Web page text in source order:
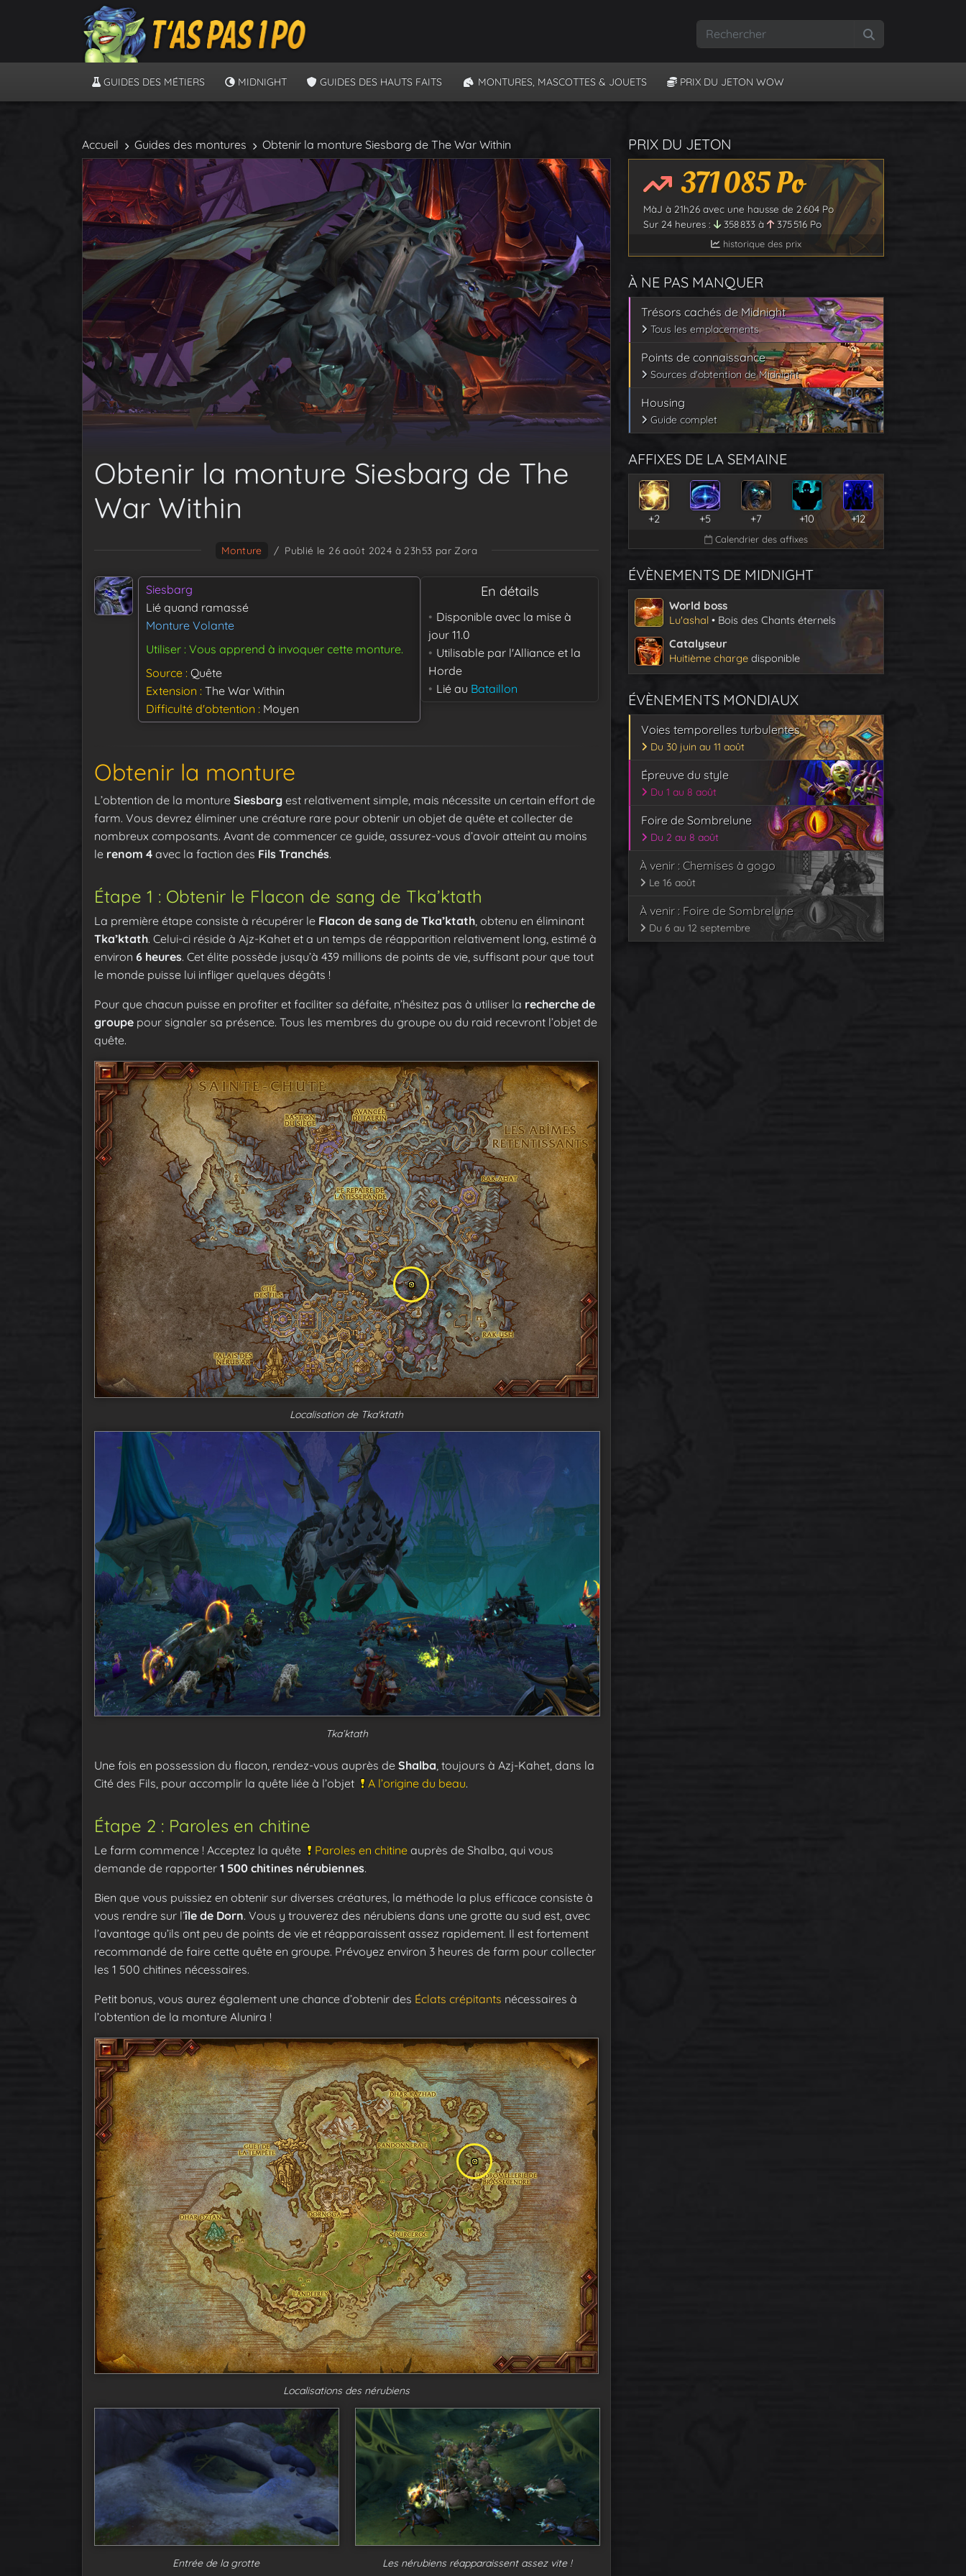
GUIDES DES MÉTIERS MIDNIGHT GUIDES DES HAUTS FAITS MONTURES, MASCOTTES & JOUETS PRIX DU JETON WOW
Accueil Guides des montures Obtenir la monture Siesbarg de The War Within
Obtenir la monture Siesbarg de The
War Within
Monture / Publié le 26 août 2024 à 23h53 par Zora
Siesbarg
Lié quand ramassé
Monture Volante
Utiliser : Vous apprend à invoquer cette monture.
Source Quête
Extension The War Within
Difficulté d'obtention
Moyen
En détails
Disponible avec la mise à
jour 11.0
Utilisable par l'Alliance et la
Horde
Lié au Bataillon
Obtenir la monture
L’obtention de la monture Siesbarg est relativement simple, mais nécessite un certain effort de
farm. Vous devrez éliminer une créature rare pour obtenir un objet de quête et collecter de
nombreux composants. Avant de commencer ce guide, assurez-vous d’avoir atteint au moins
le renom 4 avec la faction des Fils Tranchés.
Étape 1 : Obtenir le Flacon de sang de Tka’ktath
La première étape consiste à récupérer le Flacon de sang de Tka’ktath , obtenu en éliminant
Tka’ktath. Celui-ci réside à Ajz-Kahet et a un temps de réapparition relativement long, estimé à
environ 6 heures. Cet élite possède jusqu’à 439 millions de points de vie, suffisant pour que tout
le monde puisse lui infliger quelques dégâts !
Pour que chacun puisse en profiter et faciliter sa défaite, n’hésitez pas à utiliser la recherche de
groupe pour signaler sa présence. Tous les membres du groupe ou du raid recevront l’objet de
quête.
Localisation de Tka'ktath
Tka’ktath
Une fois en possession du flacon, rendez-vous auprès de Shalba , toujours à Azj-Kahet, dans la
Cité des Fils, pour accomplir la quête liée à l’objet
A l’origine du beau.
Étape 2 : Paroles en chitine
Le farm commence ! Acceptez la quête Paroles en chitine auprès de Shalba, qui vous
demande de rapporter 1 500 chitines nérubiennes.
Bien que vous puissiez en obtenir sur diverses créatures, la méthode la plus efficace consiste à
vous rendre sur l’île de Dorn. Vous y trouverez des nérubiens dans une grotte au sud est, avec
l’avantage qu’ils ont peu de points de vie et réapparaissent assez rapidement. Il est fortement
recommandé de faire cette quête en groupe. Prévoyez environ 3 heures de farm pour collecter
les 1 500 chitines nécessaires.
Petit bonus, vous aurez également une chance d’obtenir des Éclats crépitants nécessaires à
l’obtention de la monture Alunira !
Localisations des nérubiens
Entrée de la grotte Les nérubiens réapparaissent assez vite !
PRIX DU JETON
371 085Po
MàJ à 21h26 avec une hausse de 2 604 Po
Sur 24 heures :
358 833 à 375 516 Po
historique des prix
À NE PAS MANQUER
Trésors cachés de Midnight
Tous les emplacements
Points de connaissance
Sources d'obtention de Midnight
Housing
Guide complet
AFFIXES DE LA SEMAINE
+2 +5 +7 +10 +12
Calendrier des affixes
ÉVÈNEMENTS DE MIDNIGHT
World boss
Lu'ashal • Bois des Chants éternels
Catalyseur
Huitième charge disponible
ÉVÈNEMENTS MONDIAUX
Voies temporelles turbulentes
Du 30 juin au 11 août
Épreuve du style
Du 1 au 8 août
Foire de Sombrelune
Du 2 au 8 août
À venir : Chemises à gogo
Le 16 août
À venir : Foire de Sombrelune
Du 6 au 12 septembre